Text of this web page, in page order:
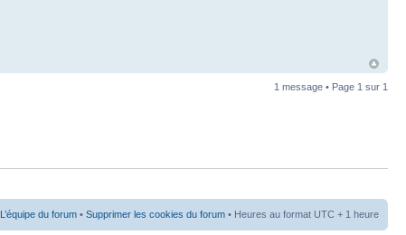
1 message • Page 1 sur 1
L’équipe du forum • Supprimer les cookies du forum • Heures au format UTC + 1 heure